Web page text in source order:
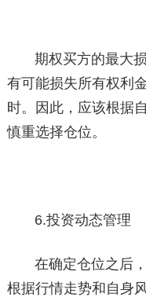
期权买方的最大
有可能损失所有权利
时。因此，应该根据
慎重选择仓位。
6.投资动态管理
在确定仓位之后
根据行情走势和自身